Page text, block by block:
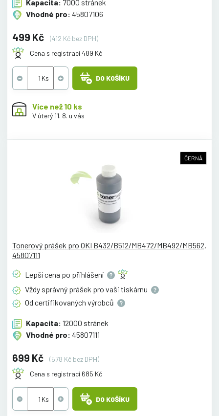
Kapacita: 7000 stránek
Vhodné pro: 45807106
499 Kč
(412 Kč bez DPH)
Cena s registrací 489 Kč
DO KOŠÍKU
Více než 10 ks
V úterý 11. 8. u vás
ČERNÁ
Tonerový prášek pro OKI B432/B512/MB472/MB492/MB562,
45807111
Lepší cena po přihlášení
Vždy správný prášek pro vaši tiskárnu
Od certifikovaných výrobců
Kapacita: 12000 stránek
Vhodné pro: 45807111
699 Kč
(578 Kč bez DPH)
Cena s registrací 685 Kč
DO KOŠÍKU